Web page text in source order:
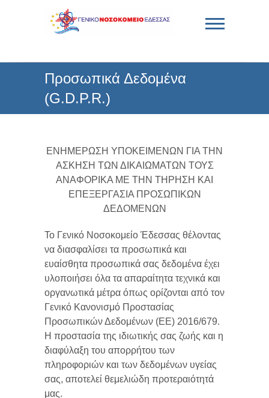
Γενικό Νοσοκομείο
Έδεσσας
Προσωπικά Δεδομένα
(G.D.P.R.)
ΕΝΗΜΕΡΩΣΗ ΥΠΟΚΕΙΜΕΝΩΝ ΓΙΑ ΤΗΝ
ΑΣΚΗΣΗ ΤΩΝ ΔΙΚΑΙΩΜΑΤΩΝ ΤΟΥΣ
ΑΝΑΦΟΡΙΚΑ ΜΕ ΤΗΝ ΤΗΡΗΣΗ ΚΑΙ
ΕΠΕΞΕΡΓΑΣΙΑ ΠΡΟΣΩΠΙΚΩΝ
ΔΕΔΟΜΕΝΩΝ
Το Γενικό Νοσοκομείο Έδεσσας θέλοντας
να διασφαλίσει τα προσωπικά και
ευαίσθητα προσωπικά σας δεδομένα έχει
υλοποιήσει όλα τα απαραίτητα τεχνικά και
οργανωτικά μέτρα όπως ορίζονται από τον
Γενικό Κανονισμό Προστασίας
Προσωπικών Δεδομένων (ΕΕ) 2016/679.
Η προστασία της ιδιωτικής σας ζωής και η
διαφύλαξη του απορρήτου των
πληροφοριών και των δεδομένων υγείας
σας, αποτελεί θεμελιώδη προτεραιότητά
μας.